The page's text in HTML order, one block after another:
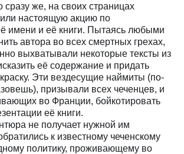
сразу же, на своих страницах
настоящую акцию по
имени и её книги. Пытаясь любыми
автора во всех смертных грехах,
выхватывали некоторые тексты из
её содержание и придать
Эти вездесущие наймиты (по-
призывали всех чеченцев, и
во Франции, бойкотировать
её книги.
не получает нужной им
к известному чеченскому
политику, проживающему во